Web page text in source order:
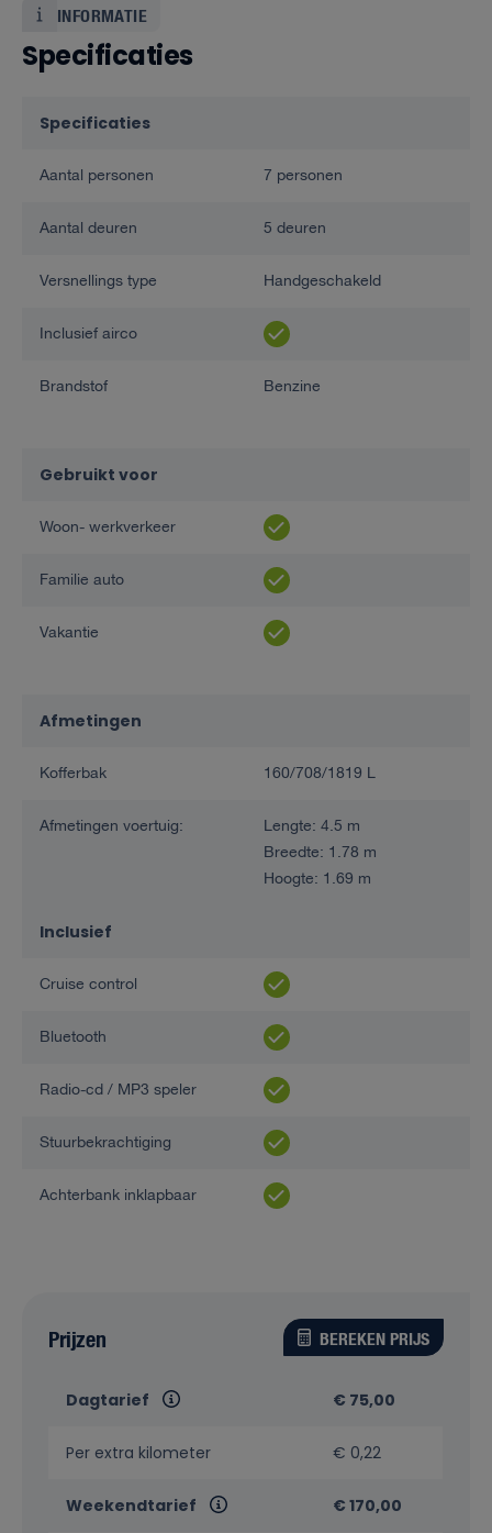
INFORMATIE
Specificaties
Specificaties
Aantal personen 7 personen
Aantal deuren 5 deuren
Versnellings type Handgeschakeld
Inclusief airco
Brandstof Benzine
Gebruikt voor
Woon- werkverkeer
Familie auto
Vakantie
Afmetingen
Kofferbak 160/708/1819 L
Afmetingen voertuig:
Lengte: 4.5 m
Breedte: 1.78 m
Hoogte: 1.69 m
Inclusief
Cruise control
Bluetooth
Radio-cd / MP3 speler
Stuurbekrachtiging
Achterbank inklapbaar
Prijzen BEREKEN PRIJS
Dagtarief € 75,00
Per extra kilometer € 0,22
Weekendtarief € 170,00